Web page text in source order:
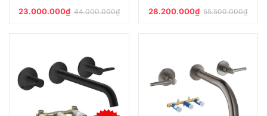
23.000.000₫ 44.000.000₫
28.200.000₫55.500.000₫